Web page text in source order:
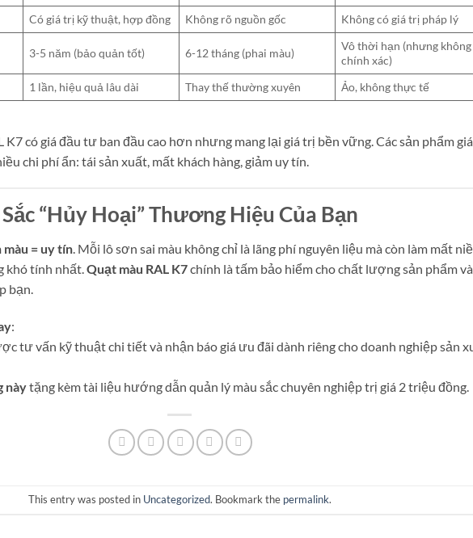
Có giá trị kỹ thuật, hợp đồng Không rõ nguồn gốc Không có giá trị pháp lý
3-5 năm (bảo quản tốt) 6-12 tháng (phai màu)
Vô thời hạn (nhưng không
chính xác)
1 lần, hiệu quả lâu dài Thay thế thường xuyên Ảo, không thực tế
K7 có giá đầu tư ban đầu cao hơn nhưng mang lại giá trị bền vững. Các sản phẩm
chi phí ẩn: tái sản xuất, mất khách hàng, giảm uy tín.
“Hủy Hoại” Thương Hiệu Của Bạn
màu = uy tín. Mỗi lô sơn sai màu không chỉ là lãng phí nguyên liệu mà còn làm mất
khó tính nhất.Quạt màu RAL K7chính là tấm bảo hiểm cho chất lượng sản phẩm và
bạn.
:
tư vấn kỹ thuật chi tiết và nhận báo giá ưu đãi dành riêng cho doanh nghiệp sản
nàytặng kèm tài liệu hướng dẫn quản lý màu sắc chuyên nghiệp trị giá 2 triệu đồng.
This entry was posted in Uncategorized. Bookmark the permalink.